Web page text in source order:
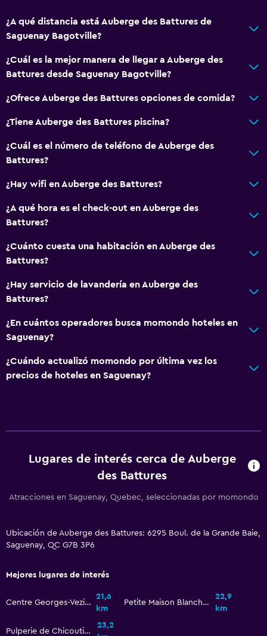
Inodoro adaptado
Ducha
Gorro de baño
Tina de baño
Secador de pelo
Aseo
Albornoz
Comedor
Copas
Menús para dietas especiales (bajo petición)
Restaurante
Bar/lounge
Tetera/cafetera
Nevera
Cafetera
Mesa de comedor
Habitaciones familiares
Vista al jardín
Piso de parquet o madera noble
Vista al patio interior
Alfombrado
Espacio de almacenamiento
Pesca
Juegos de mesa/rompecabezas
¿A qué distancia está Auberge des Battures de
Saguenay Bagotville?
¿Cuál es la mejor manera de llegar a Auberge des
Battures desde Saguenay Bagotville?
¿Ofrece Auberge des Battures opciones de comida?
¿Tiene Auberge des Battures piscina?
¿Cuál es el número de teléfono de Auberge des
Battures?
¿Hay wifi en Auberge des Battures?
¿A qué hora es el check-out en Auberge des
Battures?
¿Cuánto cuesta una habitación en Auberge des
Battures?
¿Hay servicio de lavandería en Auberge des
Battures?
¿En cuántos operadores busca momondo hoteles en
Saguenay?
¿Cuándo actualizó momondo por última vez los
precios de hoteles en Saguenay?
Lugares de interés cerca de Auberge
des Battures
Atracciones en Saguenay, Quebec, seleccionadas por momondo
Ubicación de Auberge des Battures: 6295 Boul. de la Grande Baie,
Saguenay, QC G7B 3P6
Mejores lugares de interés
Centre Georges-Vezina
21,6
km
Petite Maison Blanche Museum
22,9
km
Pulperie de Chicoutimi Regional Museum
23,2